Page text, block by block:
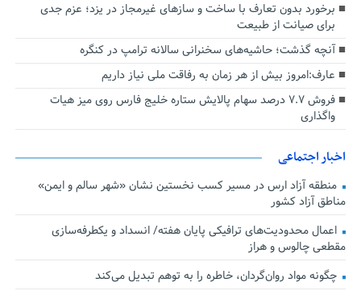
برخورد بدون تعارف با ساخت‌ و سازهای غیرمجاز در یزد؛ عزم جدی
برای صیانت از طبیعت
آنچه گذشت؛ حاشیه‌های سخنرانی سالانه ترامپ در کنگره
عارف:امروز بیش از هر زمان به رفاقت ملی نیاز داریم
فروش ۷.۷ درصد سهام پالایش ستاره خلیج فارس روی میز هیات
واگذاری
اخبار اجتماعی
منطقه آزاد ارس در مسیر کسب نخستین نشان «شهر سالم و ایمن»
مناطق آزاد کشور
اعمال محدودیت‌های ترافیکی پایان هفته/ انسداد و یکطرفه‌سازی
مقطعی چالوس و هراز
چگونه مواد روان‌گردان، خاطره را به توهم تبدیل می‌کند